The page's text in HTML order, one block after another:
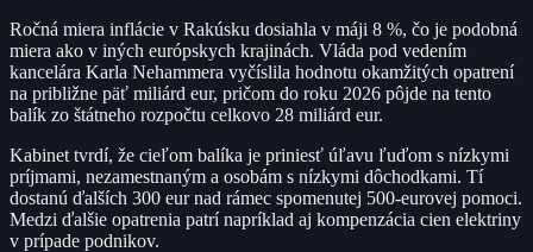
Ročná miera inflácie v Rakúsku dosiahla v máji 8 %, čo je podobná
miera ako v iných európskych krajinách. Vláda pod vedením
kancelára Karla Nehammera vyčíslila hodnotu okamžitých opatrení
na približne päť miliárd eur, pričom do roku 2026 pôjde na tento
balík zo štátneho rozpočtu celkovo 28 miliárd eur.
Kabinet tvrdí, že cieľom balíka je priniesť úľavu ľuďom s nízkymi
príjmami, nezamestnaným a osobám s nízkymi dôchodkami. Tí
dostanú ďalších 300 eur nad rámec spomenutej 500-eurovej pomoci.
Medzi ďalšie opatrenia patrí napríklad aj kompenzácia cien elektriny
v prípade podnikov.